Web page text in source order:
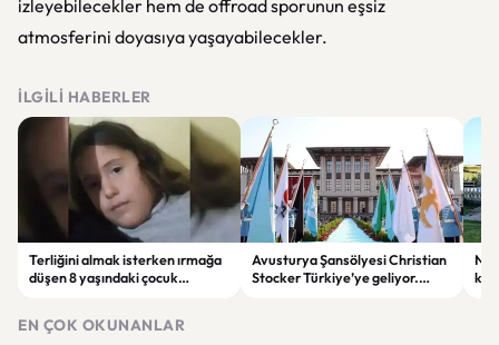
izleyebilecekler hem de offroad sporunun eşsiz
atmosferini doyasıya yaşayabilecekler.
İLGILI HABERLER
Terliğini almak isterken ırmağa
düşen 8 yaşındaki çocuk
Avusturya Şansölyesi Christian
Stocker Türkiye’ye geliyor.
EN ÇOK OKUNANLAR